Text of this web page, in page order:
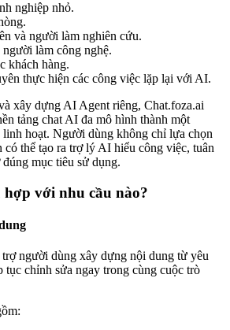
nghiệp nhỏ.
và người làm nghiên cứu.
làm công nghệ.
khách hàng.
thực hiện các công việc lặp lại với AI.
xây dựng AI Agent riêng, Chat.foza.ai
tảng chat AI đa mô hình thành một
hoạt. Người dùng không chỉ lựa chọn
có thể tạo ra trợ lý AI hiểu công việc, tuân
mục tiêu sử dụng.
với nhu cầu nào?
người dùng xây dựng nội dung từ yêu
tục chỉnh sửa ngay trong cùng cuộc trò